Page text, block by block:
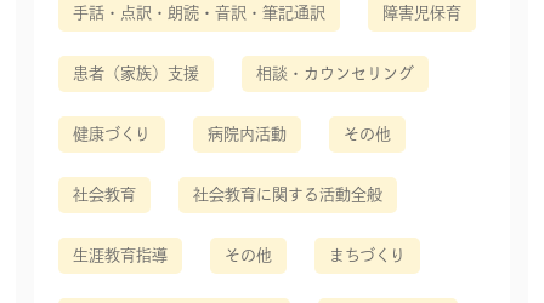
手話・点訳・朗読・音訳・筆記通訳 障害児保育
患者（家族）支援 相談・カウンセリング
健康づくり 病院内活動 その他
社会教育 社会教育に関する活動全般
生涯教育指導 その他 まちづくり